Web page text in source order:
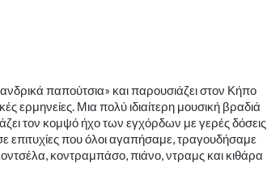
παπούτσια» και παρουσιάζει στον Κήπο
ερμηνείες. Μια πολύ ιδιαίτερη μουσική βραδιά
τον κομψό ήχο των εγχόρδων με γερές δόσεις
επιτυχίες που όλοι αγαπήσαμε, τραγουδήσαμε
κοντραμπάσο, πιάνο, ντραμς και κιθάρα